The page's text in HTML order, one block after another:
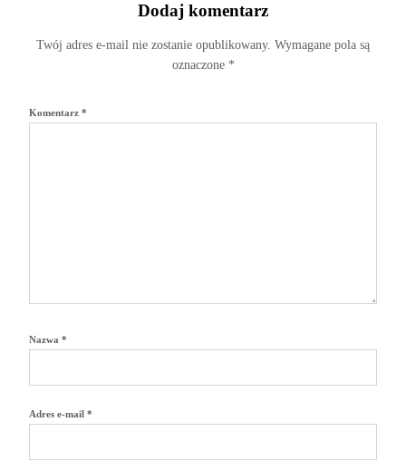
Dodaj komentarz
Twój adres e-mail nie zostanie opublikowany. Wymagane pola są
oznaczone *
Komentarz *
Nazwa *
Adres e-mail *